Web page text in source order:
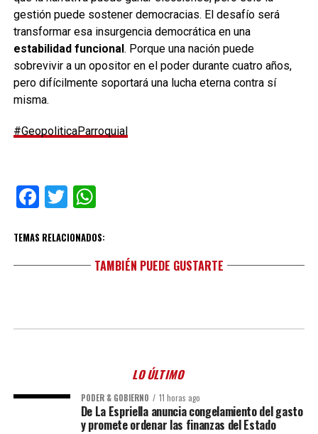
gestión puede sostener democracias. El desafío será
transformar esa insurgencia democrática en una
estabilidad funcional. Porque una nación puede
sobrevivir a un opositor en el poder durante cuatro años,
pero difícilmente soportará una lucha eterna contra sí
misma.
#GeopoliticaParroquial
Facebook
TwitterWhatsApp
TEMAS RELACIONADOS:
TAMBIÉN PUEDE GUSTARTE
LO ÚLTIMO
PODER & GOBIERNO 11 horas ago
De La Espriella anuncia congelamiento del gasto
y promete ordenar las finanzas del Estado